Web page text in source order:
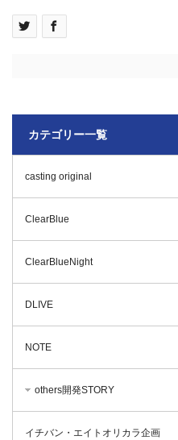
カテゴリー一覧
casting original
ClearBlue
ClearBlueNight
DLIVE
NOTE
others開発STORY
イチバン・エイトオリカラ企画